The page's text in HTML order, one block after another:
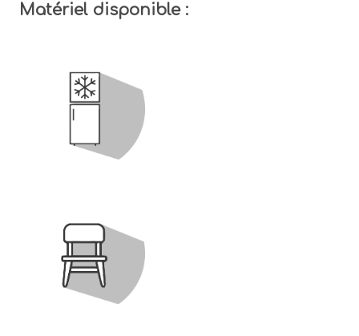
Matériel disponible :